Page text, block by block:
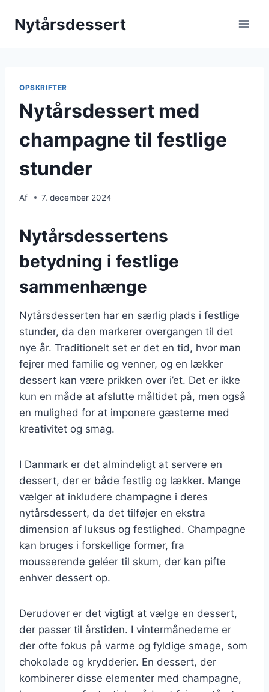
Nytårsdessert
OPSKRIFTER
Nytårsdessert med
champagne til festlige
stunder
Af 7. december 2024
Nytårsdessertens
betydning i festlige
sammenhænge
Nytårsdesserten har en særlig plads i festlige
stunder, da den markerer overgangen til det
nye år. Traditionelt set er det en tid, hvor man
fejrer med familie og venner, og en lækker
dessert kan være prikken over i’et. Det er ikke
kun en måde at afslutte måltidet på, men også
en mulighed for at imponere gæsterne med
kreativitet og smag.
I Danmark er det almindeligt at servere en
dessert, der er både festlig og lækker. Mange
vælger at inkludere champagne i deres
nytårsdessert, da det tilføjer en ekstra
dimension af luksus og festlighed. Champagne
kan bruges i forskellige former, fra
mousserende geléer til skum, der kan pifte
enhver dessert op.
Derudover er det vigtigt at vælge en dessert,
der passer til årstiden. I vintermånederne er
der ofte fokus på varme og fyldige smage, som
chokolade og krydderier. En dessert, der
kombinerer disse elementer med champagne,